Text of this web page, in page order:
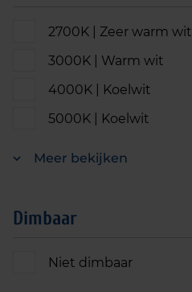
2700K | Zeer warm wit
3000K | Warm wit
4000K | Koelwit
5000K | Koelwit
Meer bekijken
Dimbaar
Niet dimbaar